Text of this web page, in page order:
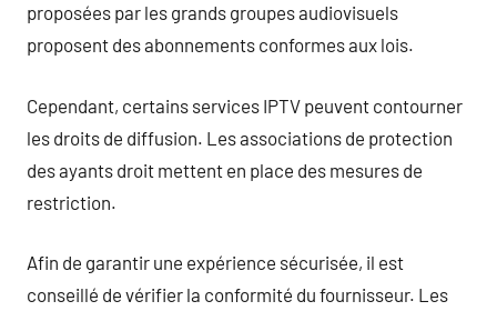
proposées par les grands groupes audiovisuels
proposent des abonnements conformes aux lois.
Cependant, certains services IPTV peuvent contourner
les droits de diffusion. Les associations de protection
des ayants droit mettent en place des mesures de
restriction.
Afin de garantir une expérience sécurisée, il est
conseillé de vérifier la conformité du fournisseur. Les